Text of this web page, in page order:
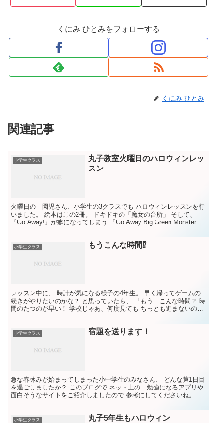
くにみ ひとみをフォローする
くにみ ひとみ
関連記事
小学生クラス
丸子教室火曜日のハロウィンレッ
スン
火曜日の 園児さん、小学生の3クラスでも ハロウィンレッスンを行
いました。 絵本はこの2冊。 ドキドキの「魔女の台所」 そして、
「Go Away!」が癖になってしまう 「Go Away Big Green Monster」
小学生クラス もうこんな時間⁉️
レッスン中に、 時計が気になる様子の4年生。 早く帰ってゲームの
続きがやりたいのかな？ と思っていたら、 「もう こんな時間？ 時
間のたつのが早い！ 学校じゃあ、何度見ても ちっとも進まないの
小学生クラス 宿題を送ります！
急な春休みが始まってしまった小中学生のみなさん、 どんな第1日目
を過ごしましたか？ このブログで ネット上の 勉強になるアプリや
面白そうなサイトをご紹介しましたので 参考にしてくださいね。 さ
小学生クラス 丸子5年生もハロウィン